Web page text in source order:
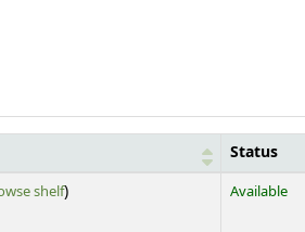
Status
shelf(Opens below)
) Available